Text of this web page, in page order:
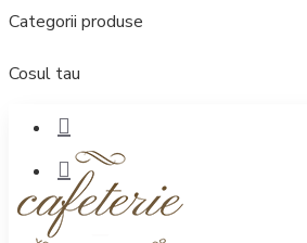
Categorii produse
Cosul tau